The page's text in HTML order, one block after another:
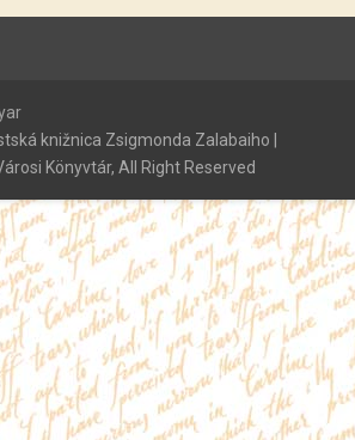
knižnica Zsigmonda Zalabaiho |
Könyvtár, All Right Reserved